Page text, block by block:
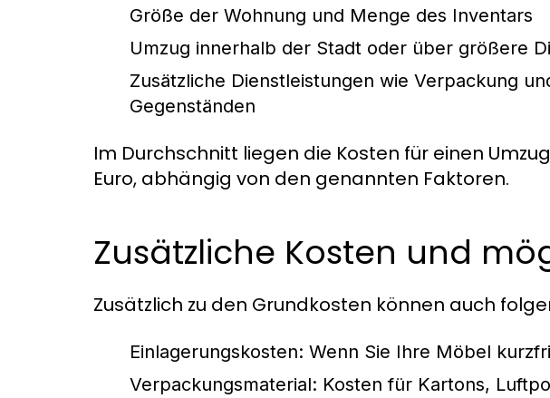
Größe der Wohnung und Menge des Inventars
Umzug innerhalb der Stadt oder über größere
Zusätzliche Dienstleistungen wie Verpackung
Gegenständen
Im Durchschnitt liegen die Kosten für einen
Euro, abhängig von den genannten Faktoren.
Zusätzliche Kosten und
Zusätzlich zu den Grundkosten können auch
Einlagerungskosten: Wenn Sie Ihre Möbel
Verpackungsmaterial: Kosten für Kartons,